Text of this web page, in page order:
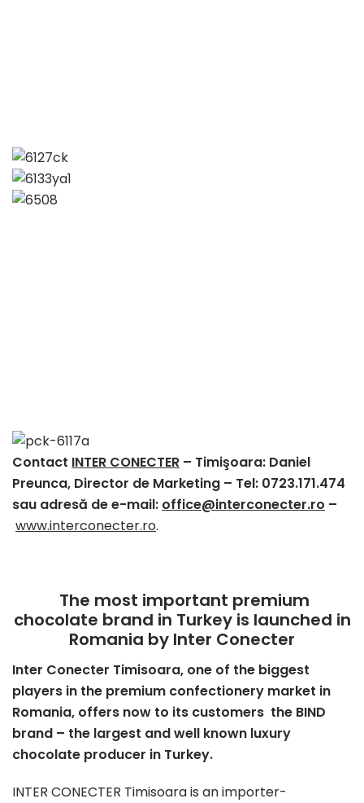
Contact INTER CONECTER – Timişoara: Daniel
Preunca, Director de Marketing – Tel: 0723.171.474
sau adresă de e-mail: office@interconecter.ro –
www.interconecter.ro.
The most important premium
chocolate brand in Turkey is launched in
Romania by Inter Conecter
Inter Conecter Timisoara, one of the biggest
players in the premium confectionery market in
Romania, offers now to its customers the BIND
brand – the largest and well known luxury
chocolate producer in Turkey.
INTER CONECTER Timisoara is an importer-